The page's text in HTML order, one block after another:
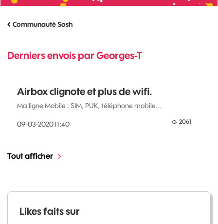
Communauté Sosh
Derniers envois par Georges-T
Airbox clignote et plus de wifi.
Ma ligne Mobile : SIM, PUK, téléphone mobile...
2061
‎09-03-202011:40
Tout afficher
Likes faits sur